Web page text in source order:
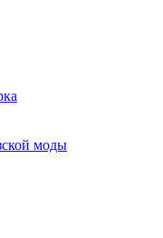
моды